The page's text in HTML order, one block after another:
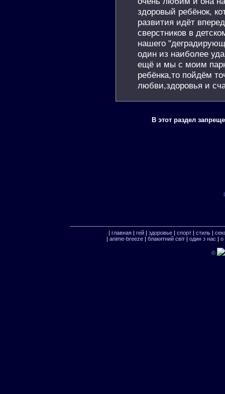
здоровый ребёнок,
развития идёт
сверстников в
нашего
один из наиболее
ещё и мы с моим
ребёнка,то пойдём
любви,здоровья и
В этот раздел
| главная| гей| здоровье| спорт| стиль|
| anime-breeze| блакитний свiт| один з нас | о
©